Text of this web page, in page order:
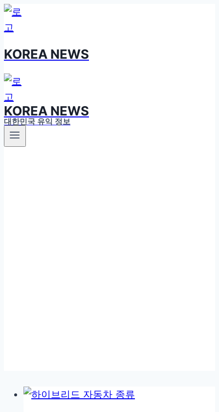
Skip
to
KOREA NEWS
KOREA NEWS
대한민국 유익 정보